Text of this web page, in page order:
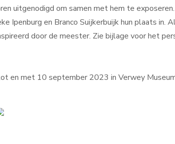
uitgenodigd om samen met hem te
Ipenburg en Branco Suijkerbuijk hun plaats
door de meester. Zie bijlage voor het
en met 10 september 2023 in Verwey